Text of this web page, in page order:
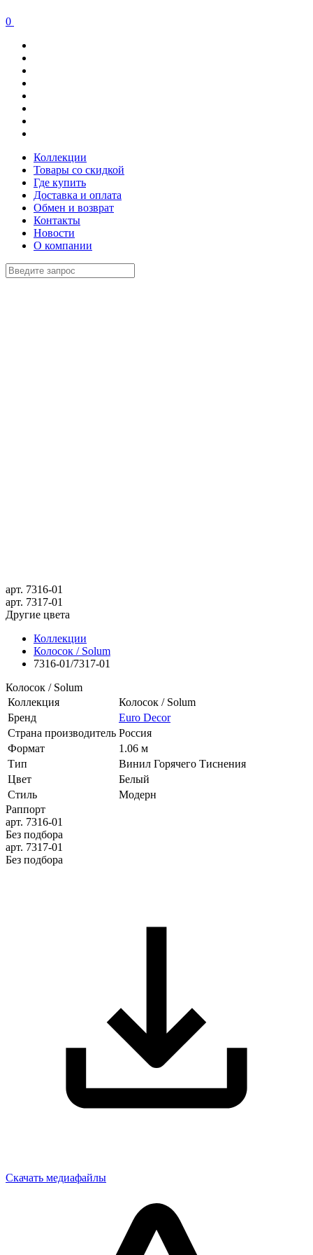
0
Коллекции
Товары со скидкой
Где купить
Доставка и оплата
Обмен и возврат
Контакты
Новости
О компании
арт. 7316-01
арт. 7317-01
Другие цвета
Коллекции
Колосок / Solum
7316-01/7317-01
Колосок / Solum
Коллекция
Колосок / Solum
Бренд
Euro Decor
Страна производитель Россия
Формат
1.06 м
Тип
Винил Горячего Тиснения
Цвет
Белый
Стиль
Модерн
Раппорт
арт. 7316-01
Без подбора
арт. 7317-01
Без подбора
Скачать медиафайлы